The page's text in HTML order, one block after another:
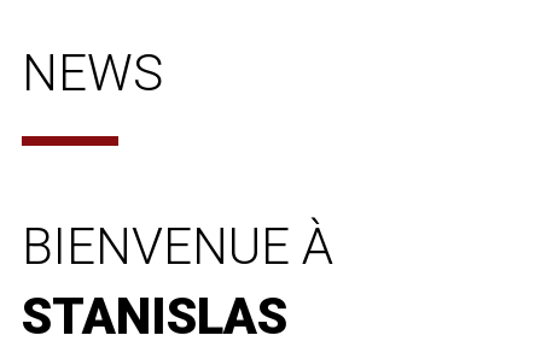
NEWS
BIENVENUE À
STANISLAS